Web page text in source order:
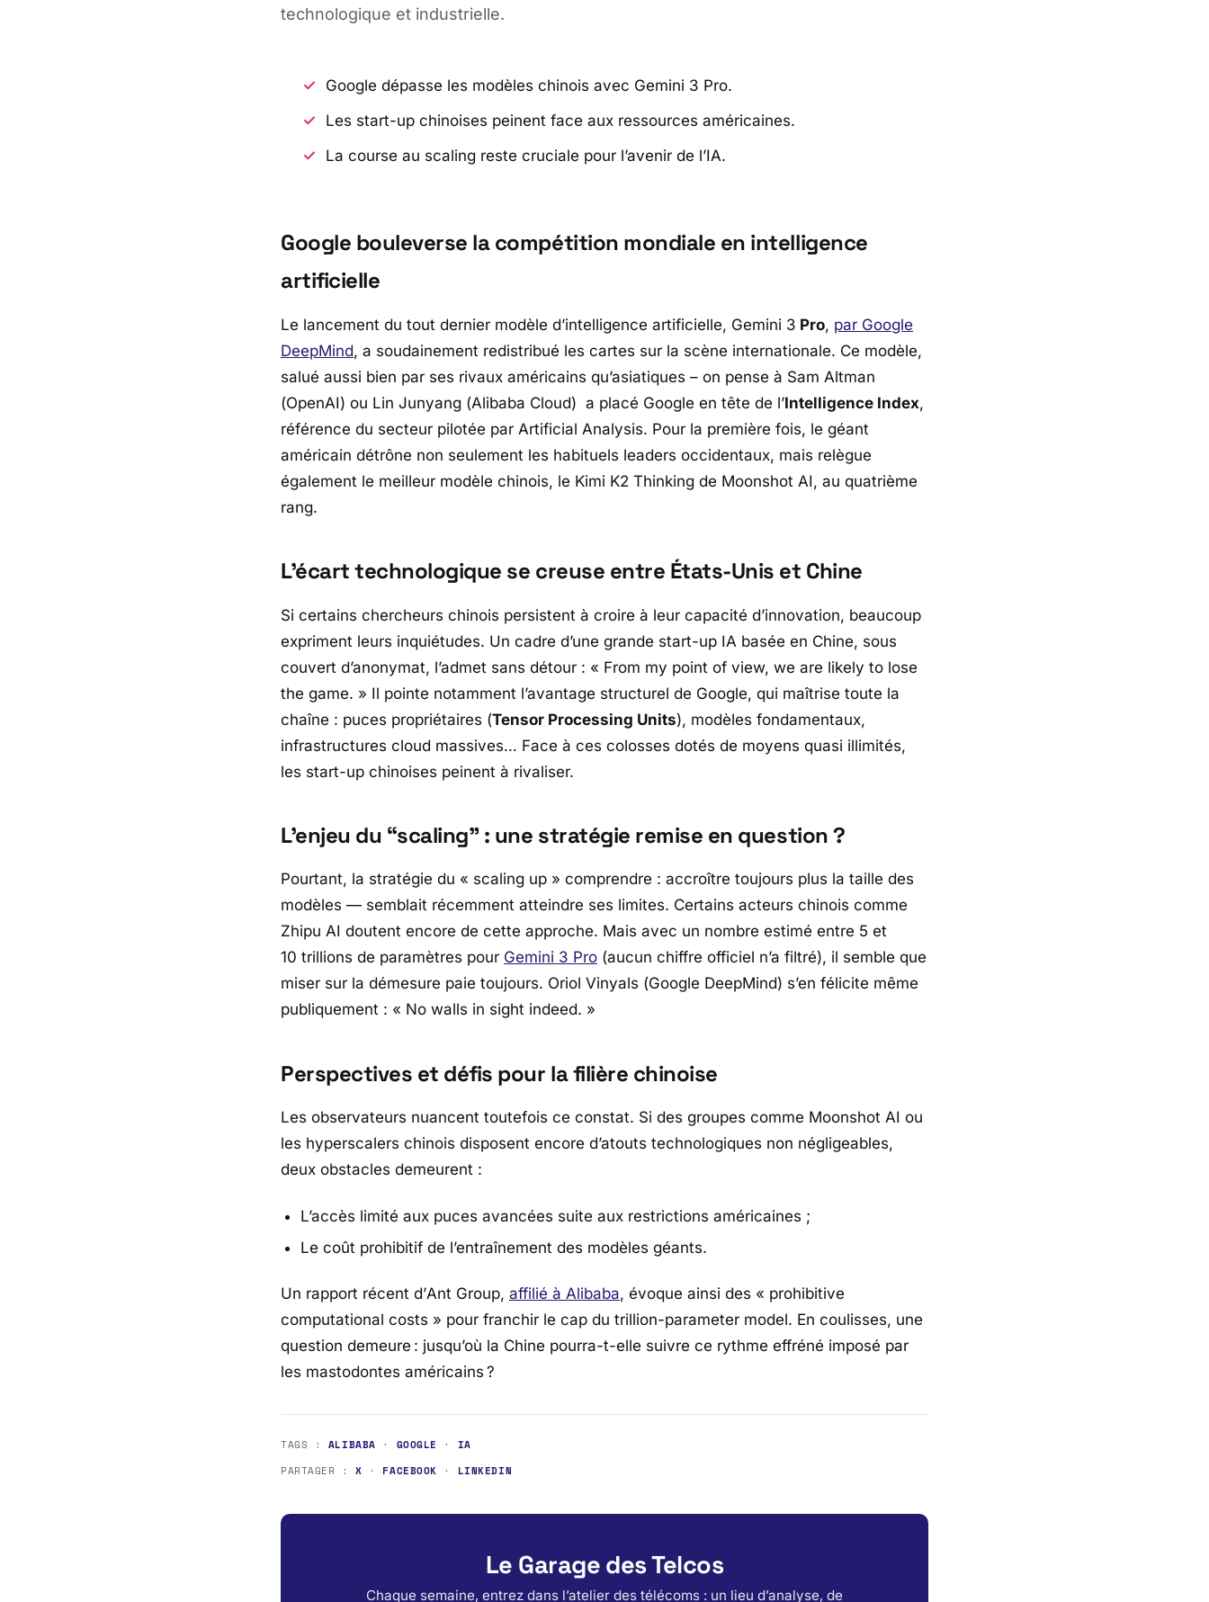
technologique et industrielle.
Google dépasse les modèles chinois avec Gemini 3 Pro.
Les start-up chinoises peinent face aux ressources américaines.
La course au scaling reste cruciale pour l’avenir de l’IA.
Google bouleverse la compétition mondiale en intelligence
artificielle
Le lancement du tout dernier modèle d’intelligence artificielle, Gemini 3 Pro, par Google
DeepMind, a soudainement redistribué les cartes sur la scène internationale. Ce modèle,
salué aussi bien par ses rivaux américains qu’asiatiques – on pense à Sam Altman
(OpenAI) ou Lin Junyang (Alibaba Cloud) a placé Google en tête de l’Intelligence Index,
référence du secteur pilotée par Artificial Analysis. Pour la première fois, le géant
américain détrône non seulement les habituels leaders occidentaux, mais relègue
également le meilleur modèle chinois, le Kimi K2 Thinking de Moonshot AI , au quatrième
rang.
L’écart technologique se creuse entre États-Unis et Chine
Si certains chercheurs chinois persistent à croire à leur capacité d’innovation, beaucoup
expriment leurs inquiétudes. Un cadre d’une grande start-up IA basée en Chine, sous
couvert d’anonymat, l’admet sans détour : « From my point of view, we are likely to lose
the game. » Il pointe notamment l’avantage structurel de Google, qui maîtrise toute la
chaîne : puces propriétaires (Tensor Processing Units), modèles fondamentaux,
infrastructures cloud massives… Face à ces colosses dotés de moyens quasi illimités,
les start-up chinoises peinent à rivaliser.
L’enjeu du “scaling” : une stratégie remise en question ?
Pourtant, la stratégie du « scaling up » comprendre : accroître toujours plus la taille des
modèles — semblait récemment atteindre ses limites. Certains acteurs chinois comme
Zhipu AI doutent encore de cette approche. Mais avec un nombre estimé entre 5 et
10 trillions de paramètres pour Gemini 3 Pro (aucun chiffre officiel n’a filtré), il semble que
miser sur la démesure paie toujours. Oriol Vinyals (Google DeepMind) s’en félicite même
publiquement : « No walls in sight indeed. »
Perspectives et défis pour la filière chinoise
Les observateurs nuancent toutefois ce constat. Si des groupes comme Moonshot AI ou
les hyperscalers chinois disposent encore d’atouts technologiques non négligeables,
deux obstacles demeurent :
L’accès limité aux puces avancées suite aux restrictions américaines ;
Le coût prohibitif de l’entraînement des modèles géants.
Un rapport récent d’Ant Group, affilié à Alibaba, évoque ainsi des « prohibitive
computational costs » pour franchir le cap du trillion-parameter model. En coulisses, une
question demeure : jusqu’où la Chine pourra-t-elle suivre ce rythme effréné imposé par
les mastodontes américains ?
TAGS : ALIBABA · GOOGLE · IA
PARTAGER :X · FACEBOOK · LINKEDIN
Le Garage des Telcos
Chaque semaine, entrez dans l’atelier des télécoms : un lieu d’analyse, de